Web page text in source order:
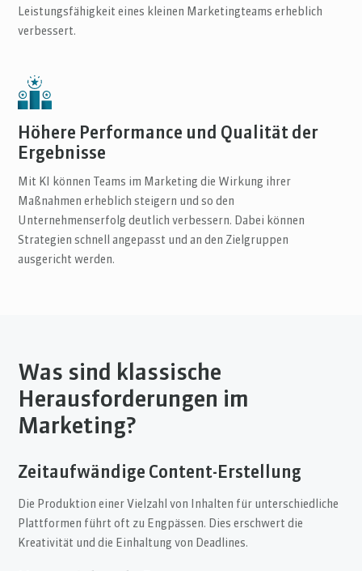
Leistungsfähigkeit eines kleinen Marketingteams erheblich
verbessert.
Höhere Performance und Qualität der
Ergebnisse
Mit KI können Teams im Marketing die Wirkung ihrer
Maßnahmen erheblich steigern und so den
Unternehmenserfolg deutlich verbessern. Dabei können
Strategien schnell angepasst und an den Zielgruppen
ausgericht werden.
Was sind klassische
Herausforderungen im
Marketing?
Zeitaufwändige Content-Erstellung
Die Produktion einer Vielzahl von Inhalten für unterschiedliche
Plattformen führt oft zu Engpässen. Dies erschwert die
Kreativität und die Einhaltung von Deadlines.